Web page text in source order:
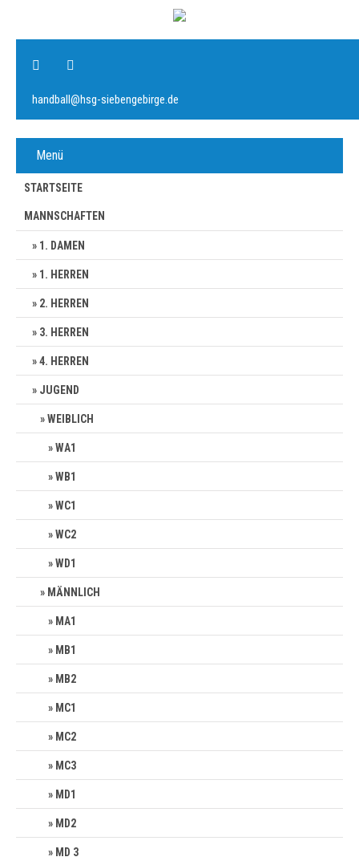
handball@hsg-siebengebirge.de
Menü
STARTSEITE
MANNSCHAFTEN
1. DAMEN
1. HERREN
2. HERREN
3. HERREN
4. HERREN
JUGEND
WEIBLICH
WA1
WB1
WC1
WC2
WD1
MÄNNLICH
MA1
MB1
MB2
MC1
MC2
MC3
MD1
MD2
MD 3